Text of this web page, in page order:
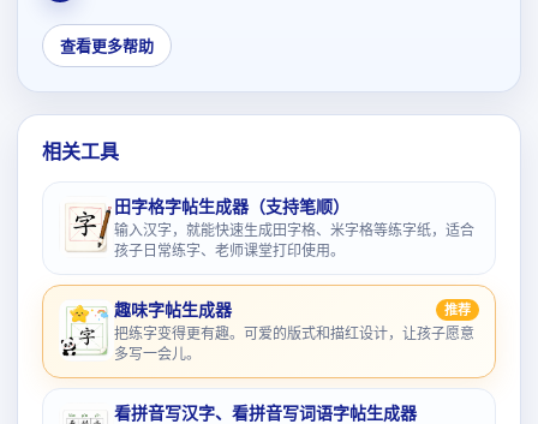
查看更多帮助
相关工具
田字格字帖生成器（支持笔顺）
输入汉字，就能快速生成田字格、米字格等练字纸，适合
孩子日常练字、老师课堂打印使用。
趣味字帖生成器 推荐
把练字变得更有趣。可爱的版式和描红设计，让孩子愿意
多写一会儿。
看拼音写汉字、看拼音写词语字帖生成器